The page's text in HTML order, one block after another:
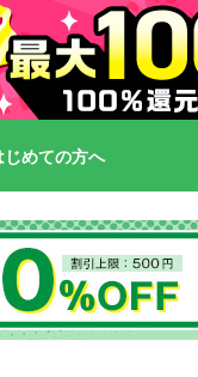
じめての方へ